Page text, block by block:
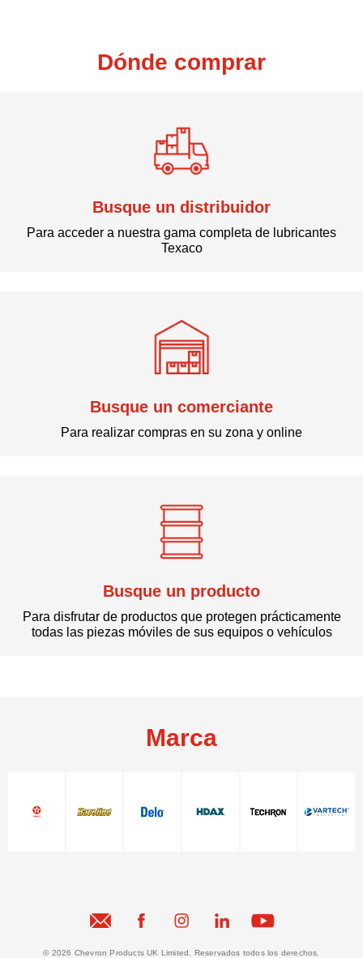
Dónde comprar
Busque un distribuidor
Para acceder a nuestra gama completa de lubricantes
Texaco
Busque un comerciante
Para realizar compras en su zona y online
Busque un producto
Para disfrutar de productos que protegen prácticamente
todas las piezas móviles de sus equipos o vehículos
Marca
© 2026 Chevron Products UK Limited. Reservados todos los derechos.